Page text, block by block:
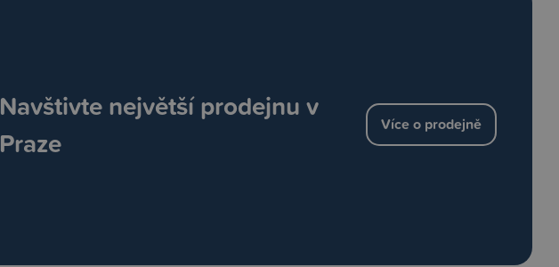
Navštivte největší prodejnu v
Praze
Více o prodejně